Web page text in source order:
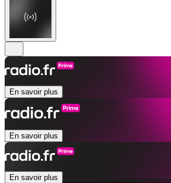
En savoir plus
En savoir plus
En savoir plus